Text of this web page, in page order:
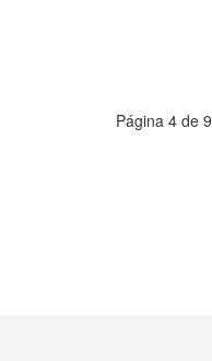
Página 4 de 9